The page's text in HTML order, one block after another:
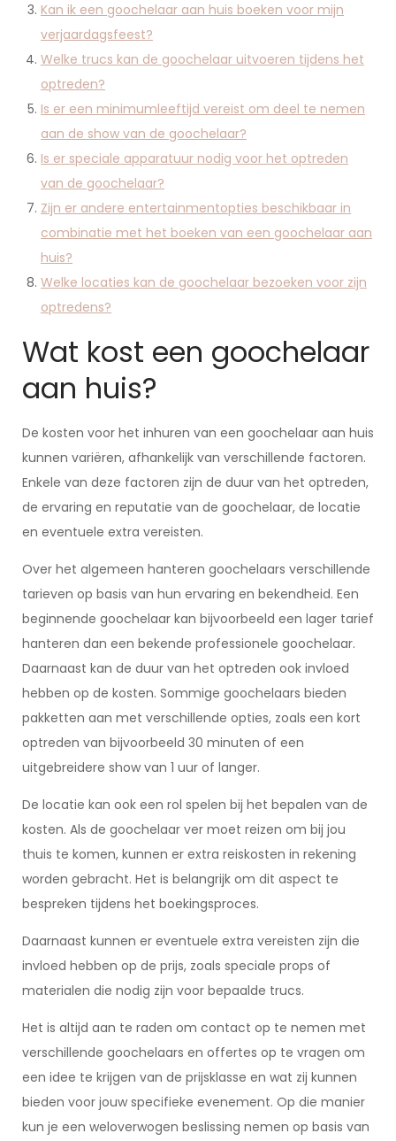
Kan ik een goochelaar aan huis boeken voor mijn
verjaardagsfeest?
Welke trucs kan de goochelaar uitvoeren tijdens het
optreden?
Is er een minimumleeftijd vereist om deel te nemen
aan de show van de goochelaar?
Is er speciale apparatuur nodig voor het optreden
van de goochelaar?
Zijn er andere entertainmentopties beschikbaar in
combinatie met het boeken van een goochelaar aan
huis?
Welke locaties kan de goochelaar bezoeken voor zijn
optredens?
Wat kost een goochelaar
aan huis?
De kosten voor het inhuren van een goochelaar aan huis
kunnen variëren, afhankelijk van verschillende factoren.
Enkele van deze factoren zijn de duur van het optreden,
de ervaring en reputatie van de goochelaar, de locatie
en eventuele extra vereisten.
Over het algemeen hanteren goochelaars verschillende
tarieven op basis van hun ervaring en bekendheid. Een
beginnende goochelaar kan bijvoorbeeld een lager tarief
hanteren dan een bekende professionele goochelaar.
Daarnaast kan de duur van het optreden ook invloed
hebben op de kosten. Sommige goochelaars bieden
pakketten aan met verschillende opties, zoals een kort
optreden van bijvoorbeeld 30 minuten of een
uitgebreidere show van 1 uur of langer.
De locatie kan ook een rol spelen bij het bepalen van de
kosten. Als de goochelaar ver moet reizen om bij jou
thuis te komen, kunnen er extra reiskosten in rekening
worden gebracht. Het is belangrijk om dit aspect te
bespreken tijdens het boekingsproces.
Daarnaast kunnen er eventuele extra vereisten zijn die
invloed hebben op de prijs, zoals speciale props of
materialen die nodig zijn voor bepaalde trucs.
Het is altijd aan te raden om contact op te nemen met
verschillende goochelaars en offertes op te vragen om
een idee te krijgen van de prijsklasse en wat zij kunnen
bieden voor jouw specifieke evenement. Op die manier
kun je een weloverwogen beslissing nemen op basis van